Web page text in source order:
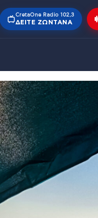
CretaOne Radio 102,3
ΔΕΊΤΕ ΖΩΝΤΑΝΆ